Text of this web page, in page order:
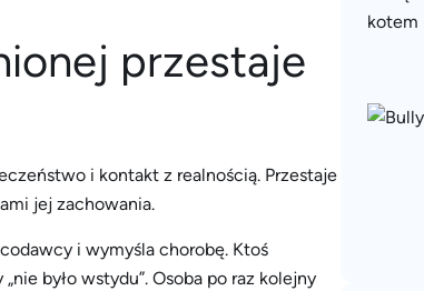
przestaje
i kontakt z realnością. Przestaje
jej zachowania.
i wymyśla chorobę. Ktoś
było wstydu”. Osoba po raz kolejny